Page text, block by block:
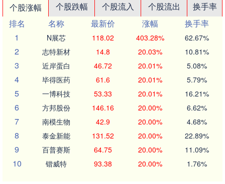
个股涨幅 个股跌幅 个股流入 个股流出
换手率
排名
名称 最新价 涨幅
换手率
1
N展芯 118.02 403.28% 62.67%
2 志特新材 14.8 20.03% 10.81%
3 近岸蛋白 46.72 20.01% 5.08%
4 毕得医药 61.6 20.01% 5.79%
5 一博科技 53.33 20.01% 16.21%
6 方邦股份 146.16 20.00% 6.62%
7 南模生物 42.9 20.00% 4.68%
8 泰金新能 131.52 20.00% 22.89%
9 百普赛斯 64.75 20.00% 11.09%
10 锴威特 93.38 20.00% 1.76%